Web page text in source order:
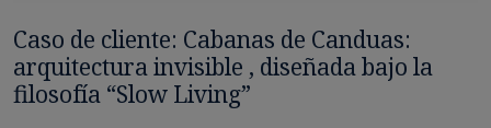
Caso de cliente: Cabanas de Canduas:
arquitectura invisible , diseñada bajo la
filosofía “Slow Living”